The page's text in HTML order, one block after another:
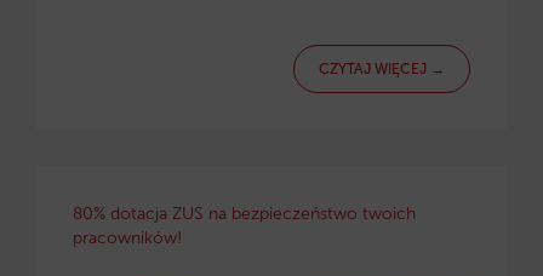
CZYTAJ WIĘCEJ →
80% dotacja ZUS na bezpieczeństwo twoich
pracowników!